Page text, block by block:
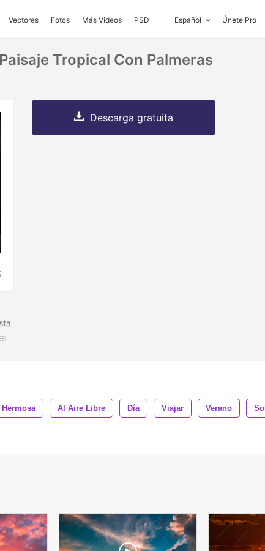
Vectores Fotos Más Videos PSD Español Únete Pro
Tropical Con Palmeras
Descarga gratuita
Hermosa Al Aire Libre Día Viajar Verano Sol